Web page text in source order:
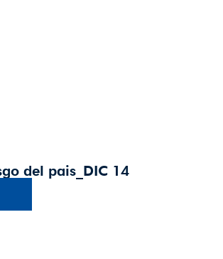
del pais_DIC 14